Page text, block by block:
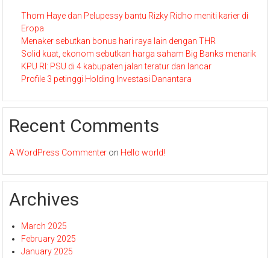
Thom Haye dan Pelupessy bantu Rizky Ridho meniti karier di
Eropa
Menaker sebutkan bonus hari raya lain dengan THR
Solid kuat, ekonom sebutkan harga saham Big Banks menarik
KPU RI: PSU di 4 kabupaten jalan teratur dan lancar
Profile 3 petinggi Holding Investasi Danantara
Recent Comments
A WordPress Commenter on Hello world!
Archives
March 2025
February 2025
January 2025